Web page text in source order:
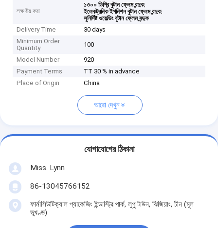
লক্ষণীয় করা
১৩০০ ডিগ্রি বুটান ফ্লেম বন্দুক,
ইলেকট্রনিক ইগনিশন বুটান ফ্লেম বন্দুক,
সুনির্দিষ্ট ওয়েল্ডিং বুটান ফ্লেম বন্দুক
Delivery Time
30 days
Minimum Order
Quantity
100
Model Number
920
Payment Terms
TT 30 % in advance
Place of Origin
China
আরো দেখুন
যোগাযোগের ঠিকানা
Miss. Lynn
86-13045766152
ফার্মাসিউটিক্যাল প্যাকেজিং ইন্ডাস্ট্রি পার্ক, লুপু টাউন, ঝিজিয়াং, চীন (মূল
ভূখণ্ড)